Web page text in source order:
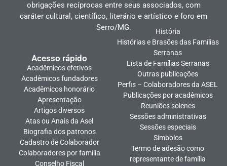
obrigações recíprocas entre seus associados, com
caráter cultural, científico, literário e artístico e foro em
Serro/MG.
Acesso rápido
Acadêmicos efetivos
Acadêmicos fundadores
Acadêmicos honorário
Apresentação
Artigos diversos
Atas ou Anais da Asel
Biografia dos patronos
Cadastro de Colaborador
Colaboradores por família
Conselho Fiscal
História
Histórias e Brasões das Famílias
Serranas
Lista de Famílias Serranas
Outras publicações
Perfis – Colaboradores da ASEL
Publicações por acadêmicos
Reuniões solenes
Sessões administrativas
Sessões especiais
Símbolos
Termo de adesão como
representante de família